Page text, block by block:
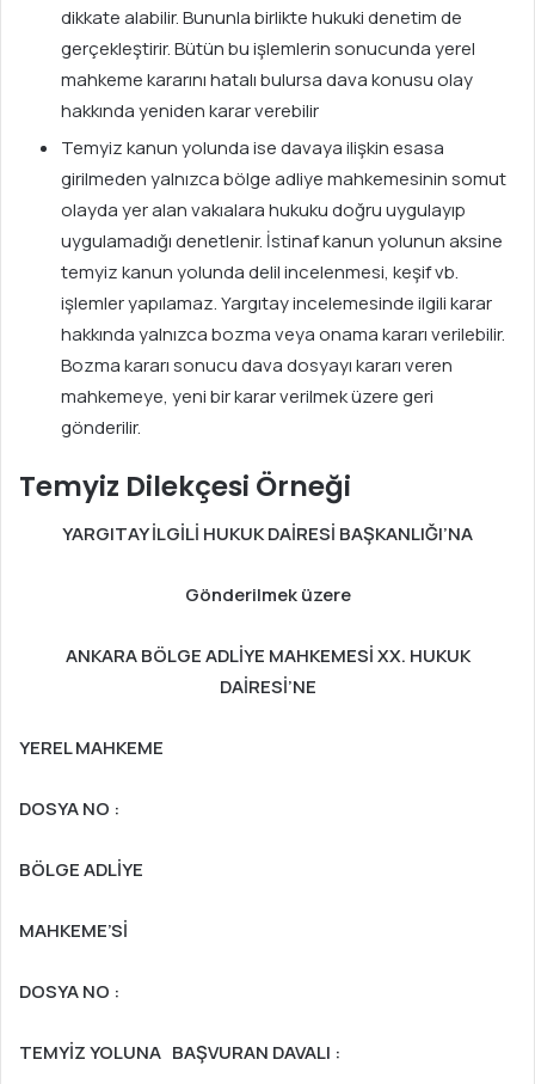
dikkate alabilir. Bununla birlikte hukuki denetim de
gerçekleştirir. Bütün bu işlemlerin sonucunda yerel
mahkeme kararını hatalı bulursa dava konusu olay
hakkında yeniden karar verebilir
Temyiz kanun yolunda ise davaya ilişkin esasa
girilmeden yalnızca bölge adliye mahkemesinin somut
olayda yer alan vakıalara hukuku doğru uygulayıp
uygulamadığı denetlenir. İstinaf kanun yolunun aksine
temyiz kanun yolunda delil incelenmesi, keşif vb.
işlemler yapılamaz. Yargıtay incelemesinde ilgili karar
hakkında yalnızca bozma veya onama kararı verilebilir.
Bozma kararı sonucu dava dosyayı kararı veren
mahkemeye, yeni bir karar verilmek üzere geri
gönderilir.
Temyiz Dilekçesi Örneği
YARGITAY İLGİLİ HUKUK DAİRESİ BAŞKANLIĞI’NA
Gönderilmek üzere
ANKARA BÖLGE ADLİYE MAHKEMESİ XX. HUKUK
DAİRESİ’NE
YEREL MAHKEME
DOSYA NO :
BÖLGE ADLİYE
MAHKEME’Sİ
DOSYA NO :
TEMYİZ YOLUNA BAŞVURAN DAVALI :